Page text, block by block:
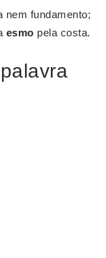
nem fundamento;
esmo pela costa.